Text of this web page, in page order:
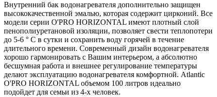
Внутренний бак водонагревателя дополнительно защищен
высококачественной эмалью, которая содержит цирконий. Все
модели серии O'PRO HORIZONTAL имеют плотный слой
пенополиуретановой изоляции, позволяет свести теплопотери
до 5-6 ° C в сутки и сохранить воду горячей в течение
длительного времени. Современный дизайн водонагревателя
хорошо гармонировать с Вашим интерьером, а абсолютно
бесшумная работа и внешнее регулирование температуры
делают эксплуатацию водонагревателя комфортной. Atlantic
O'PRO HORIZONTAL объемом 100 литров идеально
подойдет для семьи из 4-х человек.